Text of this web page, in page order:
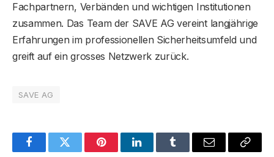
Fachpartnern, Verbänden und wichtigen Institutionen
zusammen. Das Team der SAVE AG vereint langjährige
Erfahrungen im professionellen Sicherheitsumfeld und
greift auf ein grosses Netzwerk zurück.
SAVE AG
FacebookTwitter PinterestLinkedInTumblr Email
Copy